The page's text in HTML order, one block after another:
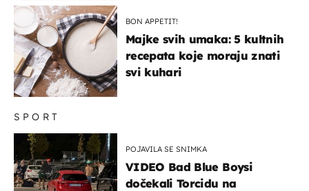
SPORT
POJAVILA SE SNIMKA
VIDEO Bad Blue Boysi
dočekali Torcidu na
BON APPETIT!
Majke svih umaka: 5 kultnih
recepata koje moraju znati
svi kuhari